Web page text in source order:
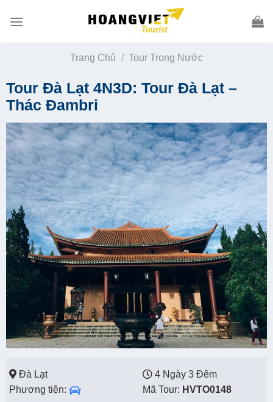
Trang Chủ / Tour Trong Nước
Tour Đà Lạt 4N3D: Tour Đà Lạt –
Thác Đambri
Đà Lạt
4 Ngày 3 Đêm
Phương tiện:
Mã Tour: HVTO0148